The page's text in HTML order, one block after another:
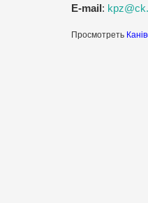
E-mail :
Просмотреть